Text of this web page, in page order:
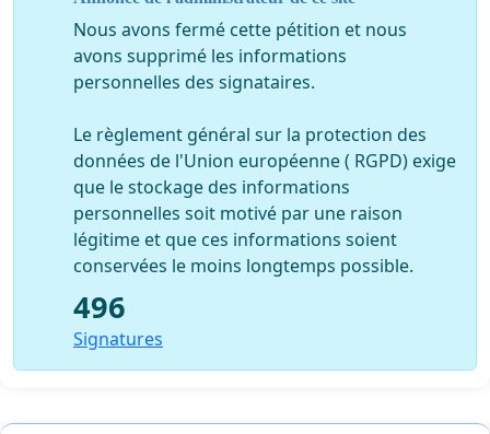
Nous avons fermé cette pétition et nous
avons supprimé les informations
personnelles des signataires.
Le règlement général sur la protection des
données de l'Union européenne ( RGPD) exige
que le stockage des informations
personnelles soit motivé par une raison
légitime et que ces informations soient
conservées le moins longtemps possible.
496
Signatures